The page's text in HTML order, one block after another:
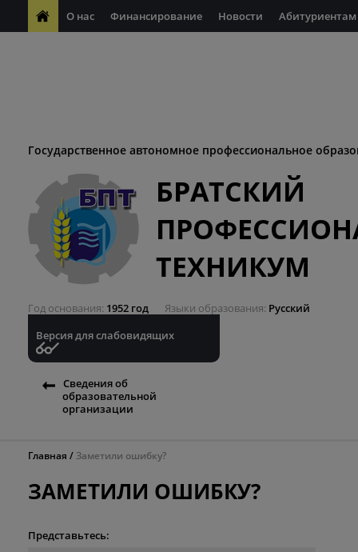
О нас Финансирование Новости Абитуриентам
Государственное автономное профессиональное
БРАТСКИЙ
ТЕХНИКУМ
Год основания 1952 год Языки образования Русский
Версия для слабовидящих
Сведения об
образовательной
организации
Главная Заметили ошибку?
ЗАМЕТИЛИ ОШИБКУ?
Представьтесь: